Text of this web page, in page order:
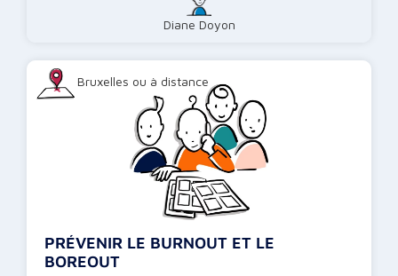
Diane Doyon
Bruxelles ou à distance
PRÉVENIR LE BURNOUT ET LE
BOREOUT